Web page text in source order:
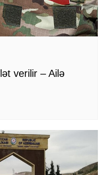
verilir – Ailə